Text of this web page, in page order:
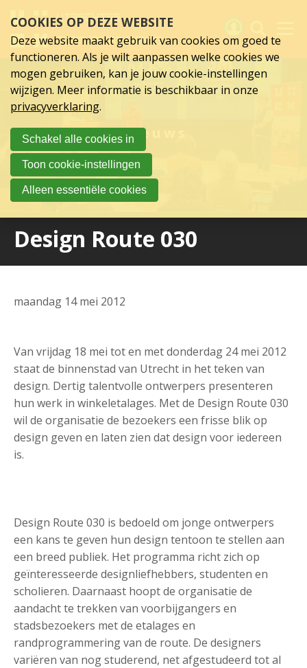
links
over
Spring
hoofd
inhoud
Spring
naar
hoofdnavigatie
Nieuws
Design Route 030
maandag 14 mei 2012
Van vrijdag 18 mei tot en met donderdag 24 mei 2012
staat de binnenstad van Utrecht in het teken van
design. Dertig talentvolle ontwerpers presenteren
hun werk in winkeletalages. Met de Design Route 030
wil de organisatie de bezoekers een frisse blik op
design geven en laten zien dat design voor iedereen
is.
Design Route 030 is bedoeld om jonge ontwerpers
een kans te geven hun design tentoon te stellen aan
een breed publiek. Het programma richt zich op
geïnteresseerde designliefhebbers, studenten en
scholieren. Daarnaast hoopt de organisatie de
aandacht te trekken van voorbijgangers en
stadsbezoekers met de etalages en
randprogrammering van de route. De designers
variëren van nog studerend, net afgestudeerd tot al
Activiteiten
Nieuws
Verslagen
Sluit je aan
Over UCK
COOKIES OP DEZE WEBSITE
Deze website maakt gebruik van cookies om goed te
functioneren. Als je wilt aanpassen welke cookies we
mogen gebruiken, kan je jouw cookie-instellingen
wijzigen. Meer informatie is beschikbaar in onze
privacyverklaring.
Schakel alle cookies in
Toon cookie-instellingen
Alleen essentiële cookies